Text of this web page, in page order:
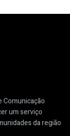
Comunicação
um serviço
da região